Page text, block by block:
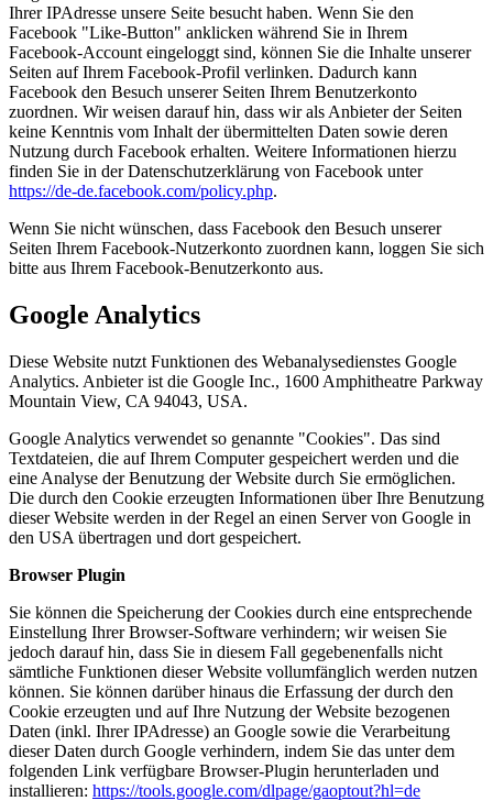
Ihrer IPAdresse unsere Seite besucht haben. Wenn Sie den
Facebook "Like-Button" anklicken während Sie in Ihrem
Facebook-Account eingeloggt sind, können Sie die Inhalte unserer
Seiten auf Ihrem Facebook-Profil verlinken. Dadurch kann
Facebook den Besuch unserer Seiten Ihrem Benutzerkonto
zuordnen. Wir weisen darauf hin, dass wir als Anbieter der Seiten
keine Kenntnis vom Inhalt der übermittelten Daten sowie deren
Nutzung durch Facebook erhalten. Weitere Informationen hierzu
finden Sie in der Datenschutzerklärung von Facebook unter
https://de-de.facebook.com/policy.php.
Wenn Sie nicht wünschen, dass Facebook den Besuch unserer
Seiten Ihrem Facebook-Nutzerkonto zuordnen kann, loggen Sie sich
bitte aus Ihrem Facebook-Benutzerkonto aus.
Google Analytics
Diese Website nutzt Funktionen des Webanalysedienstes Google
Analytics. Anbieter ist die Google Inc., 1600 Amphitheatre Parkway
Mountain View, CA 94043, USA.
Google Analytics verwendet so genannte "Cookies". Das sind
Textdateien, die auf Ihrem Computer gespeichert werden und die
eine Analyse der Benutzung der Website durch Sie ermöglichen.
Die durch den Cookie erzeugten Informationen über Ihre Benutzung
dieser Website werden in der Regel an einen Server von Google in
den USA übertragen und dort gespeichert.
Browser Plugin
Sie können die Speicherung der Cookies durch eine entsprechende
Einstellung Ihrer Browser-Software verhindern; wir weisen Sie
jedoch darauf hin, dass Sie in diesem Fall gegebenenfalls nicht
sämtliche Funktionen dieser Website vollumfänglich werden nutzen
können. Sie können darüber hinaus die Erfassung der durch den
Cookie erzeugten und auf Ihre Nutzung der Website bezogenen
Daten (inkl. Ihrer IPAdresse) an Google sowie die Verarbeitung
dieser Daten durch Google verhindern, indem Sie das unter dem
folgenden Link verfügbare Browser-Plugin herunterladen und
installieren: https://tools.google.com/dlpage/gaoptout?hl=de